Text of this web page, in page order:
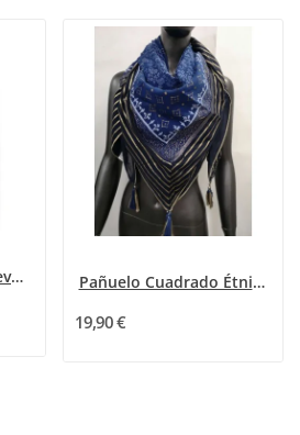
Pañuelo Cuadrado Reversible Estrellas y Lunares Pañuelo Cuadrado Étnico Azul Dorado
19,90 €